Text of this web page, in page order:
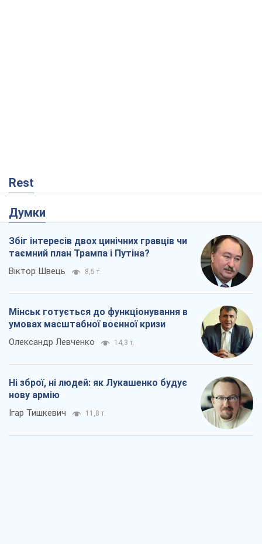
Rest
Думки
Збіг інтересів двох цинічних гравців чи
таємний план Трампа і Путіна?
Віктор Швець 8,5 т.
Мінськ готується до функціонування в
умовах масштабної воєнної кризи
Олександр Левченко 14,3 т.
Ні зброї, ні людей: як Лукашенко будує
нову армію
Ігар Тишкевич 11,8 т.